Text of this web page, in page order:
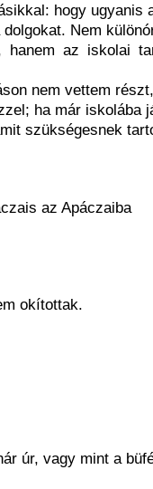
hogy ugyanis
Nem
hanem az iskolai
nem vettem
ha már iskolába
szükségesnek
az Apáczaiba
okítottak.
úr, vagy mint a